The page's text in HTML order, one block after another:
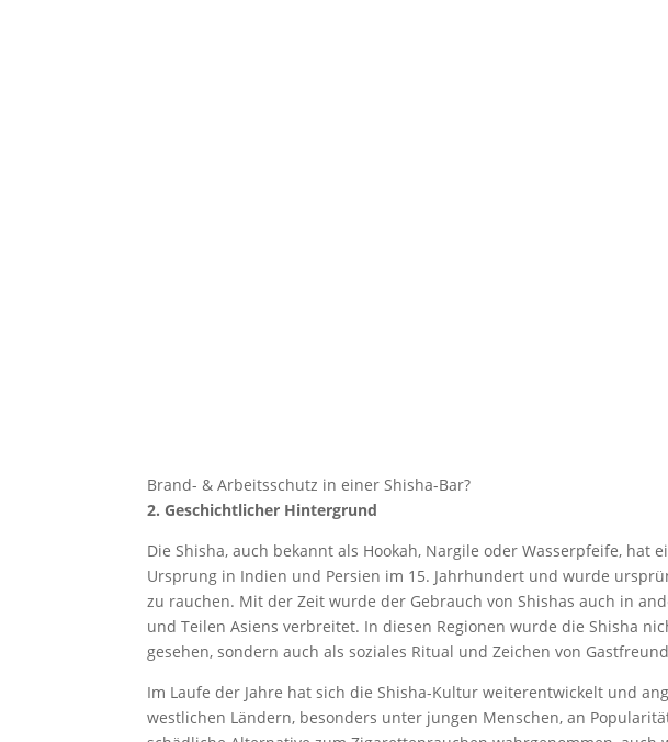
Brand- & Arbeitsschutz in einer Shisha-Bar?
2. Geschichtlicher Hintergrund
Die Shisha, auch bekannt als Hookah, Nargile oder Wasserpfeife,
Ursprung in Indien und Persien im 15. Jahrhundert und wurde
zu rauchen. Mit der Zeit wurde der Gebrauch von Shishas auch in
und Teilen Asiens verbreitet. In diesen Regionen wurde die Shisha
gesehen, sondern auch als soziales Ritual und Zeichen von
Im Laufe der Jahre hat sich die Shisha-Kultur weiterentwickelt und
westlichen Ländern, besonders unter jungen Menschen, an